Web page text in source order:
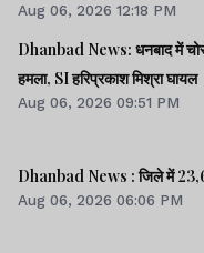
Aug 06, 2026 12:18 PM
Dhanbad News: धनबाद में
हमला, SI हरिप्रकाश मिश्रा घायल
Aug 06, 2026 09:51 PM
Dhanbad News : जिले में
Aug 06, 2026 06:06 PM